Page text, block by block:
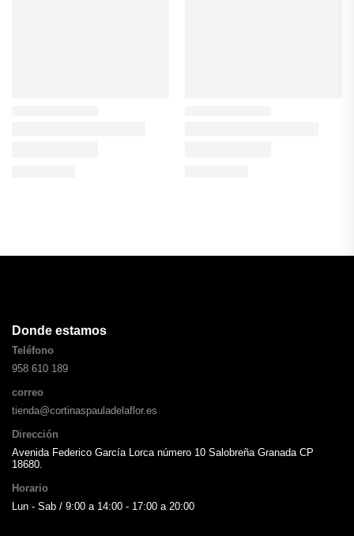
Donde estamos
Teléfono
958 610 189
correo
tienda@cortinaspauladelaflor.es
Dirección
Avenida Federico García Lorca número 10 Salobreña Granada CP
18680.
Horario
Lun - Sab / 9:00 a 14:00 - 17:00 a 20:00